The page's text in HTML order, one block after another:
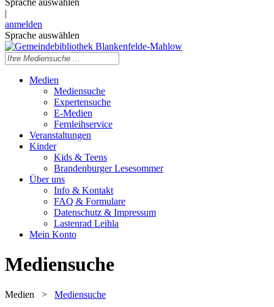
Sprache auswählen
|
anmelden
Sprache auswählen
Medien
Mediensuche
Expertensuche
E-Medien
Fernleihservice
Veranstaltungen
Kinder
Kids & Teens
Brandenburger Lesesommer
Über uns
Info & Kontakt
FAQ & Formulare
Datenschutz & Impressum
Lastenrad Leihla
Mein Konto
Mediensuche
Medien > Mediensuche